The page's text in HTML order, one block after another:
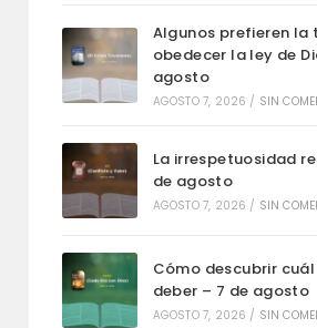
Algunos prefieren la
obedecer la ley de
agosto
AGOSTO 7, 2026 / SIN
La irrespetuosidad
de agosto
AGOSTO 7, 2026 / SIN
Cómo descubrir
deber – 7 de agosto
AGOSTO 7, 2026 / SIN